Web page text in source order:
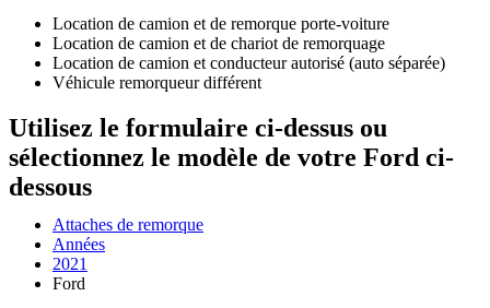
Location de camion et de remorque porte-voiture
Location de camion et de chariot de remorquage
Location de camion et conducteur autorisé (auto séparée)
Véhicule remorqueur différent
Utilisez le formulaire ci-dessus ou
sélectionnez le modèle de votre Ford ci-
dessous
Attaches de remorque
Années
2021
Ford